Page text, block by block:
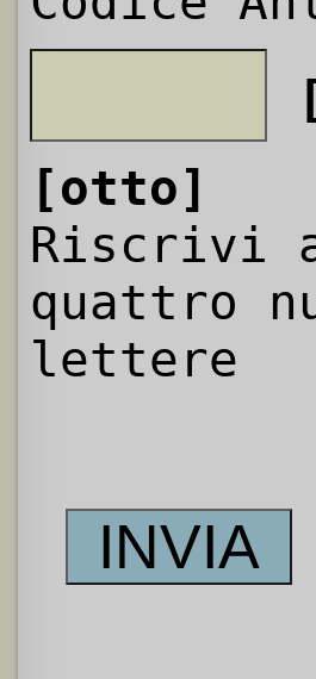
[otto]
Riscrivi
quattro
lettere